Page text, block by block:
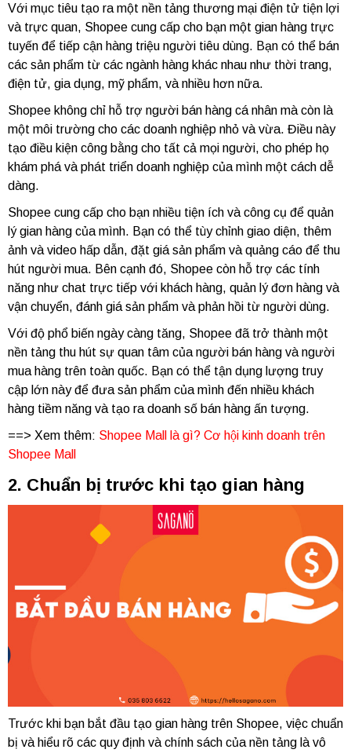
Với mục tiêu tạo ra một nền tảng thương mại điện tử tiện lợi
và trực quan, Shopee cung cấp cho bạn một gian hàng trực
tuyến để tiếp cận hàng triệu người tiêu dùng. Bạn có thể bán
các sản phẩm từ các ngành hàng khác nhau như thời trang,
điện tử, gia dụng, mỹ phẩm, và nhiều hơn nữa.
Shopee không chỉ hỗ trợ người bán hàng cá nhân mà còn là
một môi trường cho các doanh nghiệp nhỏ và vừa. Điều này
tạo điều kiện công bằng cho tất cả mọi người, cho phép họ
khám phá và phát triển doanh nghiệp của mình một cách dễ
dàng.
Shopee cung cấp cho bạn nhiều tiện ích và công cụ để quản
lý gian hàng của mình. Bạn có thể tùy chỉnh giao diện, thêm
ảnh và video hấp dẫn, đặt giá sản phẩm và quảng cáo để thu
hút người mua. Bên cạnh đó, Shopee còn hỗ trợ các tính
năng như chat trực tiếp với khách hàng, quản lý đơn hàng và
vận chuyển, đánh giá sản phẩm và phản hồi từ người dùng.
Với độ phổ biến ngày càng tăng, Shopee đã trở thành một
nền tảng thu hút sự quan tâm của người bán hàng và người
mua hàng trên toàn quốc. Bạn có thể tận dụng lượng truy
cập lớn này để đưa sản phẩm của mình đến nhiều khách
hàng tiềm năng và tạo ra doanh số bán hàng ấn tượng.
==> Xem thêm: Shopee Mall là gì? Cơ hội kinh doanh trên
Shopee Mall
2. Chuẩn bị trước khi tạo gian hàng
Trước khi bạn bắt đầu tạo gian hàng trên Shopee, việc chuẩn
bị và hiểu rõ các quy định và chính sách của nền tảng là vô